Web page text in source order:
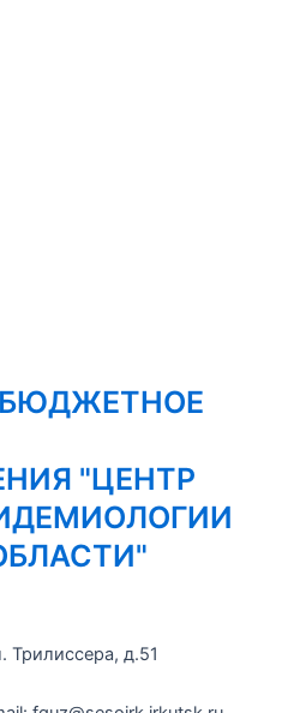
"ЦЕНТР
Трилиссера, д.51